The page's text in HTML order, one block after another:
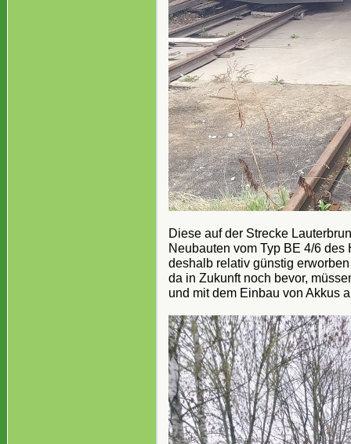
Diese auf der Strecke
Neubauten vom Typ BE 4/6
deshalb relativ günstig
da in Zukunft noch bevor,
und mit dem Einbau von Akkus